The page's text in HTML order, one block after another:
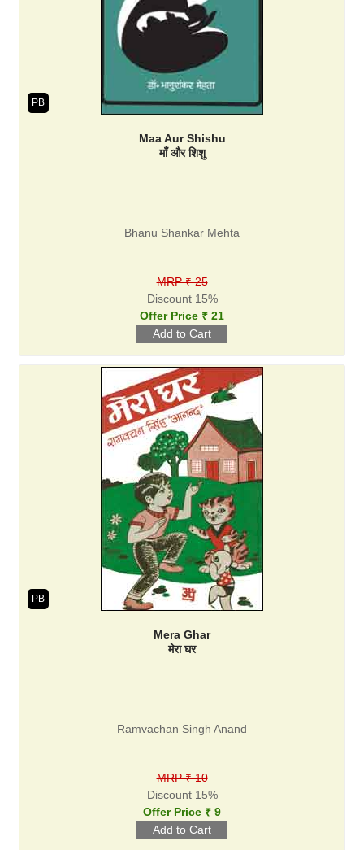
PB
Maa Aur Shishu
माँ और शिशु
Bhanu Shankar Mehta
MRP ₹ 25
Discount 15%
Offer Price ₹ 21
PB
Mera Ghar
मेरा घर
Ramvachan Singh Anand
MRP ₹ 10
Discount 15%
Offer Price ₹ 9